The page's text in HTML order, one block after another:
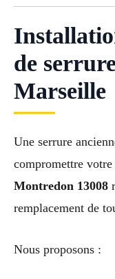
de
Marseille
Une serrure
compromettre
Montredon 13008
remplacement de
Nous proposons :